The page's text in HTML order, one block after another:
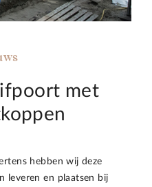
met
hebben wij deze
leveren en plaatsen bij